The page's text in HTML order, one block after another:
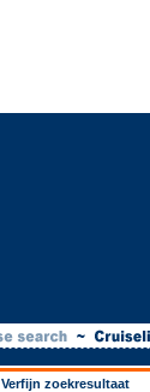
Verfijn zoekresultaat